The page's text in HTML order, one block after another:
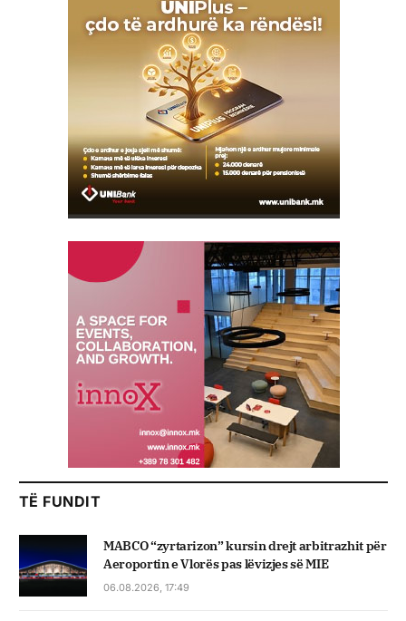
TË FUNDIT
MABCO “zyrtarizon” kursin drejt arbitrazhit për
Aeroportin e Vlorës pas lëvizjes së MIE
06.08.2026, 17:49